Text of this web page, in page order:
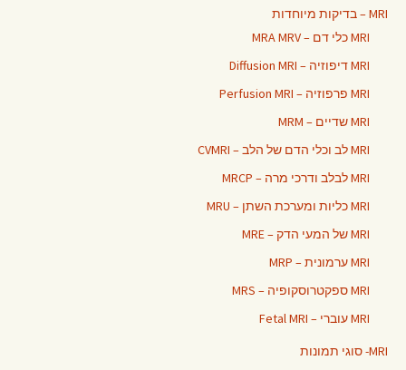
MRI – בדיקות מיוחדות
MRI כלי דם – MRA MRV
MRI דיפוזיה – Diffusion MRI
MRI פרפוזיה – Perfusion MRI
MRI שדיים – MRM
MRI לב וכלי הדם של הלב – CVMRI
MRI לבלב ודרכי מרה – MRCP
MRI כליות ומערכת השתן – MRU
MRI של המעי הדק – MRE
MRI ערמונית – MRP
MRI ספקטרוסקופיה – MRS
MRI עוברי – Fetal MRI
MRI- סוגי תמונות